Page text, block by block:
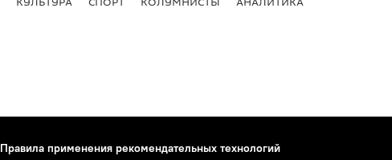
Правила применения рекомендательных технологий